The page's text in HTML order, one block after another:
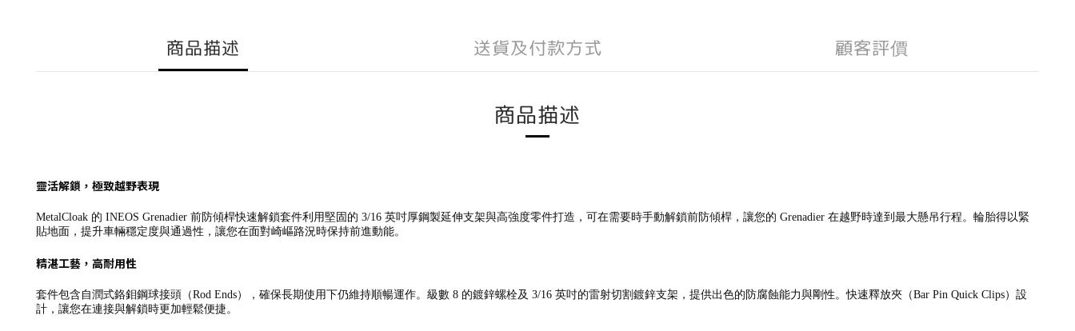
商品描述 送貨及付款方式 顧客評價
商品描述
靈活解鎖，極致越野表現
MetalCloak 的 INEOS Grenadier 前防傾桿快速解鎖套件利用堅固的 3/16 英吋厚鋼製延伸支架與高強度零件打造，可在需要時手動解鎖前防傾桿，讓您的 Grenadier 在越野時達到最大懸吊行程。輪胎得以緊
貼地面，提升車輛穩定度與通過性，讓您在面對崎嶇路況時保持前進動能。
精湛工藝，高耐用性
套件包含自潤式鉻鉬鋼球接頭（Rod Ends），確保長期使用下仍維持順暢運作。級數 8 的鍍鋅螺栓及 3/16 英吋的雷射切割鍍鋅支架，提供出色的防腐蝕能力與剛性。快速釋放夾（Bar Pin Quick Clips）設
計，讓您在連接與解鎖時更加輕鬆便捷。